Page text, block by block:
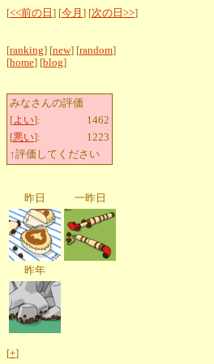
[<<前の日 ] [今月 ] [次の日>>]
[ranking] [new] [random]
[home] [blog]
みなさんの評価
[よい]:
1462
[悪い]:
1223
↑評価してください
昨日 一昨日
昨年
[+]